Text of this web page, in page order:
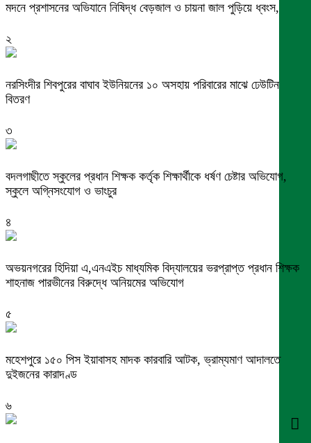
মদনে প্রশাসনের অভিযানে নিষিদ্ধ বেড়জাল ও চায়না জাল পুড়িয়ে ধ্বংস,
২
নরসিংদীর শিবপুরের বাঘাব ইউনিয়নের ১০ অসহায় পরিবারের মাঝে ঢেউটিন
বিতরণ
৩
বদলগাছীতে স্কুলের প্রধান শিক্ষক কর্তৃক শিক্ষার্থীকে ধর্ষণ চেষ্টার অভিযোগ,
স্কুলে অগ্নিসংযোগ ও ভাংচুর
৪
অভয়নগরের হিদিয়া এ,এনএইচ মাধ্যমিক বিদ্যালয়ের ভরপ্রাপ্ত প্রধান শিক্ষক
শাহনাজ পারভীনের বিরুদ্ধে অনিয়মের অভিযোগ
৫
মহেশপুরে ১৫০ পিস ইয়াবাসহ মাদক কারবারি আটক, ভ্রাম্যমাণ আদালতে
দুইজনের কারাদণ্ড
৬